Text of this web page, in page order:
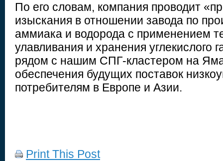
По его словам, компания проводит
изыскания в отношении завода по
аммиака и водорода с применением
улавливания и хранения углекислого
рядом с нашим СПГ-кластером на
обеспечения будущих поставок
потребителям в Европе и Азии.
Print This Post